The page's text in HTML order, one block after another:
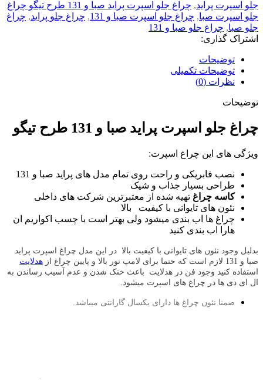
جلو اسپرت پراید,
چراغ جلو اسپرت پراید صبا و 131 طرح تیگو چراغ
جلو اسپرت صبا, چراغ جلو اسپرت صبا و 131 , چراغ جلو پراید, چراغ
جلو صبا, چراغ جلو صبا و 131
اشتراک گذاری:
توضیحات
توضیحات تکمیلی
نظرات (0)
توضیحات
چراغ جلو اسپرت پراید صبا و 131 طرح تیگو
ویژگی های این چراغ اسپرت:
نصب فابریکی و راحت روی تمام مدل های پراید صبا و 131
طراحی بسیار جذاب و شیک
کاسه چراغ تهیه شده از معتبرترین شرکت های داخلی
نئون های تایوانی با کیفیت بالا
چراغ ها اب بندی میشود ولی بهتر است با چسب اکواریم ان
هارا اب بندی کنید
بدلیل وجود نئون های تایوانی با کیفیت بالا در این مدل چراغ اسپرت پراید
صبا و 131 لازم است که حتما برای لامپ نور بالا و پایین چراغ از
هدلایت
استفاده کنید وجود فن در هدلایت باعث خنک شدن و عدم آسیب رساندن به
ال ای دی ها در چراغ های اسپرت میشود.
ضمنا نئون چراغ ها دارای یکسال گارانتی میباشد.